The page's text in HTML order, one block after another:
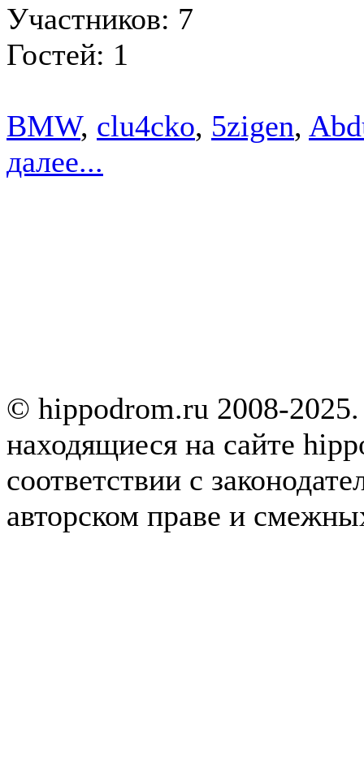
Участников: 7
Гостей: 1
BMW, clu4cko, 5zigen,
далее...
© hippodrom.ru 2008-
находящиеся на сайте
соответствии с
авторском праве и